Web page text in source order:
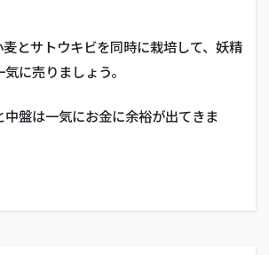
麦とサトウキビを同時に栽培して、妖精
に売りましょう。
盤は一気にお金に余裕が出てきま